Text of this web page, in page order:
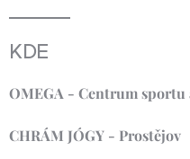
KDE
OMEGA - Centrum sportu
CHRÁM JÓGY - Prostějov